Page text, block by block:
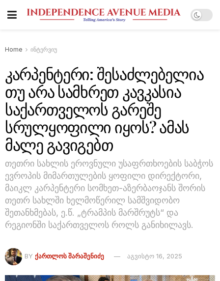
Home ინტერვიუ
კარპენტერი: შესაძლებელია
თუ არა სამხრეთ კავკასია
საქართველოს გარეშე
სრულყოფილი იყოს? ამას
მალე გავიგებთ
თეთრი სახლის ეროვნული უსაფრთხოების საბჭოს
ევროპის მიმართულების ყოფილი დირექტორი,
მაიკლ კარპენტერი სომხეთ-აზერბაოჯანს შორის
თეთრ სახლში ხელმოწერილ სამშვიდობო
შეთანხმებას, ე.წ. „ტრამპის მარშრუტს“ და
რეგიონში საქართველოს როლს განიხილავს.
BY ᲥᲐᲠᲗᲚᲝᲡ ᲨᲐᲠᲐᲨᲔᲜᲘᲫᲔ აგვისტო 16, 2025